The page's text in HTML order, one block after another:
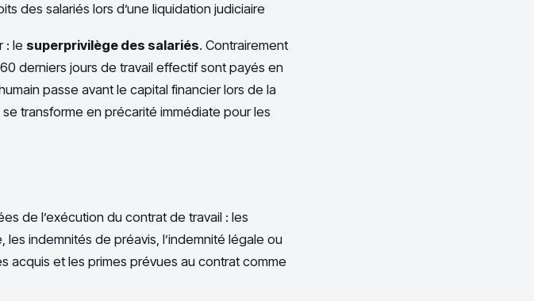
des salariés lors d’une liquidation judiciaire
: le superprivilège des salariés. Contrairement
derniers jours de travail effectif sont payés en
passe avant le capital financier lors de la
transforme en précarité immédiate pour les
de l’exécution du contrat de travail : les
indemnités de préavis, l’indemnité légale ou
acquis et les primes prévues au contrat comme